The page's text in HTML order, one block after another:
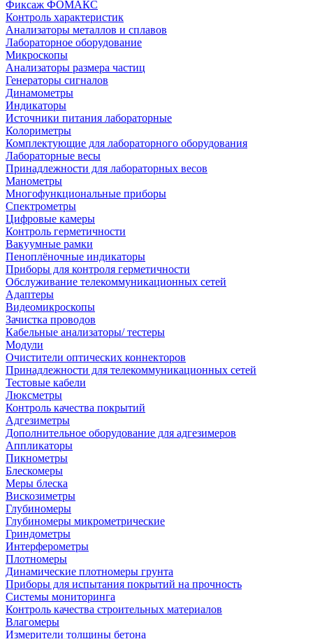
Фиксаж ФОМАКС
Контроль характеристик
Анализаторы металлов и сплавов
Лабораторное оборудование
Микроскопы
Анализаторы размера частиц
Генераторы сигналов
Динамометры
Индикаторы
Источники питания лабораторные
Колориметры
Комплектующие для лабораторного оборудования
Лабораторные весы
Принадлежности для лабораторных весов
Манометры
Многофункциональные приборы
Спектрометры
Цифровые камеры
Контроль герметичности
Вакуумные рамки
Пеноплёночные индикаторы
Приборы для контроля герметичности
Обслуживание телекоммуникационных сетей
Адаптеры
Видеомикроскопы
Зачистка проводов
Кабельные анализаторы/ тестеры
Модули
Очистители оптических коннекторов
Принадлежности для телекоммуникационных сетей
Тестовые кабели
Люксметры
Контроль качества покрытий
Адгезиметры
Дополнительное оборудование для адгезимеров
Аппликаторы
Пикнометры
Блескомеры
Меры блеска
Вискозиметры
Глубиномеры
Глубиномеры микрометрические
Гриндометры
Интерферометры
Плотномеры
Динамические плотномеры грунта
Приборы для испытания покрытий на прочность
Системы мониторинга
Контроль качества строительных материалов
Влагомеры
Измерители толщины бетона